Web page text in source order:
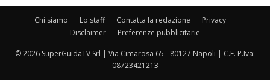
Chi siamo Lo staff Contatta la redazione
Privacy
Disclaimer
Preferenze pubblicitarie
© 2026 SuperGuidaTV Srl | Via Cimarosa 65 - 80127 Napoli | C.F. P.Iva:
08723421213